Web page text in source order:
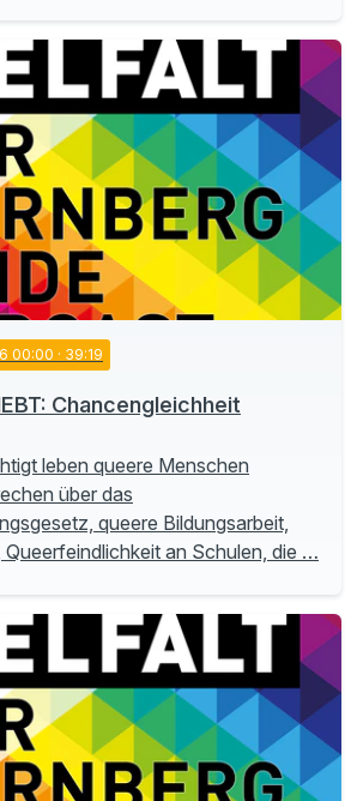
00:00 · 39:19
Chancengleichheit
leben queere Menschen
über das
queere Bildungsarbeit,
Queerfeindlichkeit an Schulen, die …